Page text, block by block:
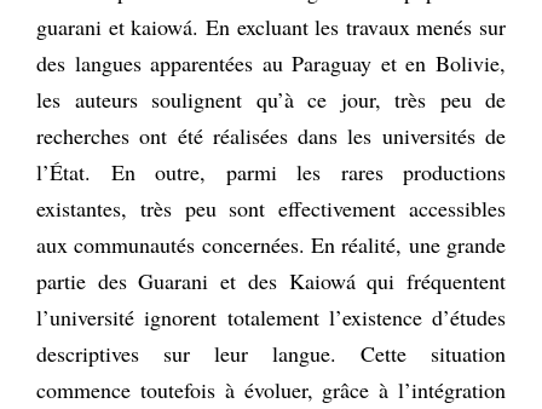
guarani et kaiowá. En excluant les travaux menés sur
des langues apparentées au Paraguay et en Bolivie,
les auteurs soulignent qu’à ce jour, très peu de
recherches ont été réalisées dans les universités de
l’État. En outre, parmi les rares productions
existantes, très peu sont effectivement accessibles
aux communautés concernées. En réalité, une grande
partie des Guarani et des Kaiowá qui fréquentent
l’université ignorent totalement l’existence d’études
descriptives sur leur langue. Cette situation
commence toutefois à évoluer, grâce à l’intégration